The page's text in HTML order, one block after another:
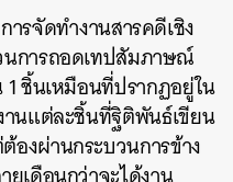
รจัดทำงานสารคดีเชิง
นการถอดเทปสัมภาษณ์
1 ชิ้นเหมือนที่ปรากฏอยู่ใน
านแต่ละชิ้นที่ฐิติพันธ์เขียน
งผ่านกระบวนการข้าง